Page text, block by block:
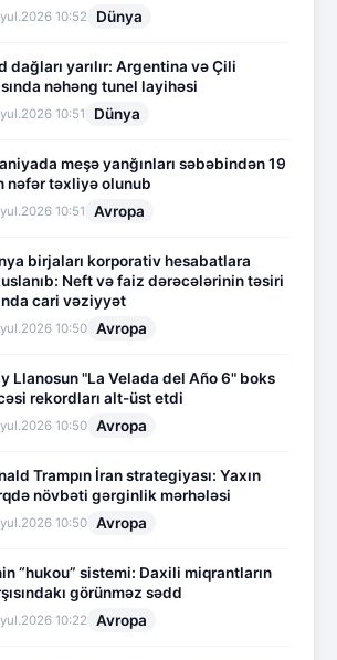
10:52 Dünya
dağları yarılır: Argentina və Çili
nəhəng tunel layihəsi
10:51 Dünya
meşə yanğınları səbəbindən 19
nəfər təxliyə olunub
10:51 Avropa
birjaları korporativ hesabatlara
Neft və faiz dərəcələrinin təsiri
cari vəziyyət
10:50 Avropa
Llanosun "La Velada del Año 6" boks
rekordları alt-üst etdi
10:50 Avropa
Trampın İran strategiyası: Yaxın
növbəti gərginlik mərhələsi
10:50 Avropa
“hukou” sistemi: Daxili miqrantların
görünməz sədd
10:22 Avropa